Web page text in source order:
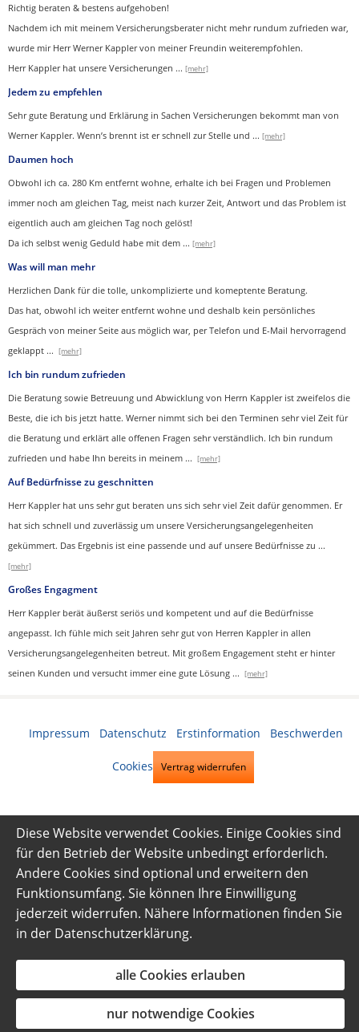
Richtig beraten & bestens aufgehoben!
Nachdem ich mit meinem Versicherungsberater nicht mehr rundum zufrieden war,
wurde mir Herr Werner Kappler von meiner Freundin weiterempfohlen.
Herr Kappler hat unsere Versicherungen ... [mehr]
Jedem zu empfehlen
Sehr gute Beratung und Erklärung in Sachen Versicherungen bekommt man von
Werner Kappler. Wenn’s brennt ist er schnell zur Stelle und ... [mehr]
Daumen hoch
Obwohl ich ca. 280 Km entfernt wohne, erhalte ich bei Fragen und Problemen
immer noch am gleichen Tag, meist nach kurzer Zeit, Antwort und das Problem ist
eigentlich auch am gleichen Tag noch gelöst!
Da ich selbst wenig Geduld habe mit dem ... [mehr]
Was will man mehr
Herzlichen Dank für die tolle, unkomplizierte und komeptente Beratung.
Das hat, obwohl ich weiter entfernt wohne und deshalb kein persönliches
Gespräch von meiner Seite aus möglich war, per Telefon und E-Mail hervorragend
geklappt ... [mehr]
Ich bin rundum zufrieden
Die Beratung sowie Betreuung und Abwicklung von Herrn Kappler ist zweifelos die
Beste, die ich bis jetzt hatte. Werner nimmt sich bei den Terminen sehr viel Zeit für
die Beratung und erklärt alle offenen Fragen sehr verständlich. Ich bin rundum
zufrieden und habe Ihn bereits in meinem ... [mehr]
Auf Bedürfnisse zu geschnitten
Herr Kappler hat uns sehr gut beraten uns sich sehr viel Zeit dafür genommen. Er
hat sich schnell und zuverlässig um unsere Versicherungsangelegenheiten
gekümmert. Das Ergebnis ist eine passende und auf unsere Bedürfnisse zu ...
[mehr]
Großes Engagment
Herr Kappler berät äußerst seriös und kompetent und auf die Bedürfnisse
angepasst. Ich fühle mich seit Jahren sehr gut von Herren Kappler in allen
Versicherungsangelegenheiten betreut. Mit großem Engagement steht er hinter
seinen Kunden und versucht immer eine gute Lösung ... [mehr]
Impressum Datenschutz Erstinformation Beschwerden
Cookies Vertrag widerrufen
Diese Website verwendet Cookies. Einige Cookies sind
für den Betrieb der Website unbedingt erforderlich.
Andere Cookies sind optional und erweitern den
Funktionsumfang. Sie können Ihre Einwilligung
jederzeit widerrufen. Nähere Informationen finden Sie
in der Datenschutzerklärung.
alle Cookies erlauben
nur notwendige Cookies